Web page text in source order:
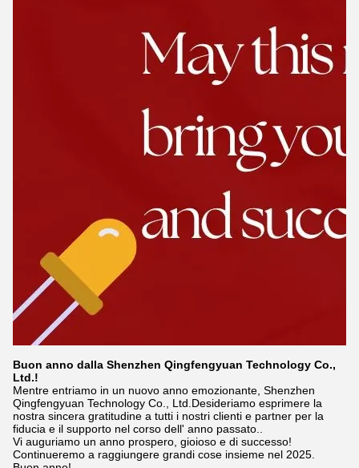
Buon anno dalla Shenzhen Qingfengyuan Technology Co.,
Ltd.!
Mentre entriamo in un nuovo anno emozionante, Shenzhen
Qingfengyuan Technology Co., Ltd.Desideriamo esprimere la
nostra sincera gratitudine a tutti i nostri clienti e partner per la
fiducia e il supporto nel corso dell' anno passato..
Vi auguriamo un anno prospero, gioioso e di successo!
Continueremo a raggiungere grandi cose insieme nel 2025.